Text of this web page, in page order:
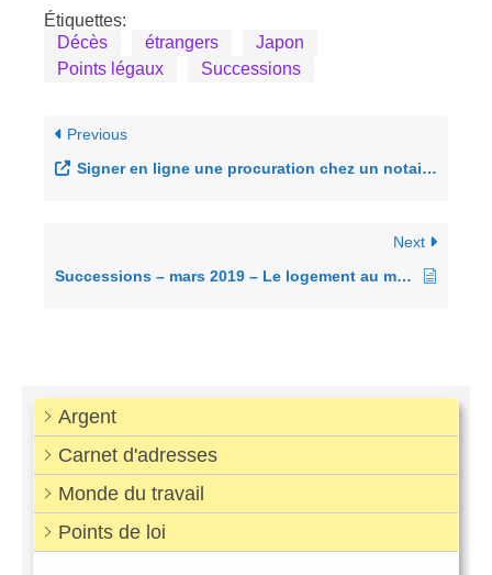
Argent
Carnet d'adresses
Monde du travail
Points de loi
Étiquettes:
Décès
étrangers
Japon
Points légaux
Successions
Previous
Signer en ligne une procuration chez un notaire en France
Next
Successions – mars 2019 – Le logement au moment du veuvage